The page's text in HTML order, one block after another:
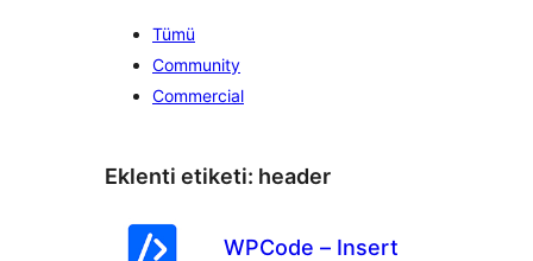
Tümü
Community
Commercial
Eklenti etiketi: header
WPCode – Insert